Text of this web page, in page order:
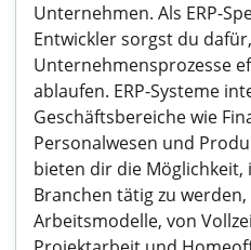
Unternehmen. Als ERP-
Entwickler sorgst du
Unternehmensprozesse
ablaufen. ERP-Systeme
Geschäftsbereiche wie
Personalwesen und
bieten dir die Möglichkeit,
Branchen tätig zu
Arbeitsmodelle, von